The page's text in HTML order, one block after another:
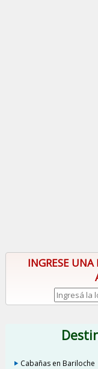
INGRESE
Cabañas en Bariloche